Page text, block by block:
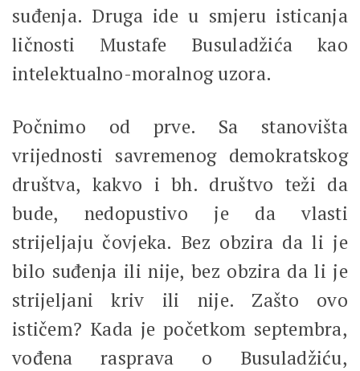
suđenja. Druga ide u smjeru isticanja
ličnosti Mustafe Busuladžića kao
intelektualno-moralnog uzora.
Počnimo od prve. Sa stanovišta
vrijednosti savremenog demokratskog
društva, kakvo i bh. društvo teži da
bude, nedopustivo je da vlasti
strijeljaju čovjeka. Bez obzira da li je
bilo suđenja ili nije, bez obzira da li je
strijeljani kriv ili nije. Zašto ovo
ističem? Kada je početkom septembra,
vođena rasprava o Busuladžiću,